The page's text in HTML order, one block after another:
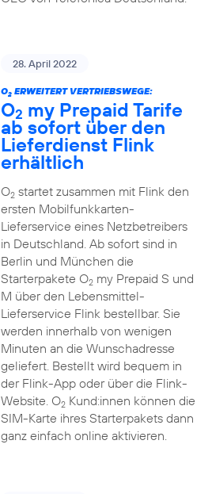
28. April 2022
O2ERWEITERT VERTRIEBSWEGE:
O2 my Prepaid Tarife
ab sofort über den
Lieferdienst Flink
erhältlich
O2startet zusammen mit Flink den
ersten Mobilfunkkarten-
Lieferservice eines Netzbetreibers
in Deutschland. Ab sofort sind in
Berlin und München die
Starterpakete O2my Prepaid S und
M über den Lebensmittel-
Lieferservice Flink bestellbar. Sie
werden innerhalb von wenigen
Minuten an die Wunschadresse
geliefert. Bestellt wird bequem in
der Flink-App oder über die Flink-
Website. O2Kund:innen können die
SIM-Karte ihres Starterpakets dann
ganz einfach online aktivieren.